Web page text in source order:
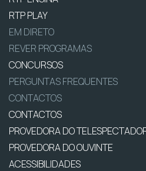
RTP PLAY
EM DIRETO
REVER PROGRAMAS
CONCURSOS
PERGUNTAS FREQUENTES
CONTACTOS
CONTACTOS
PROVEDORA DO
PROVEDORA DO OUVINTE
ACESSIBILIDADES